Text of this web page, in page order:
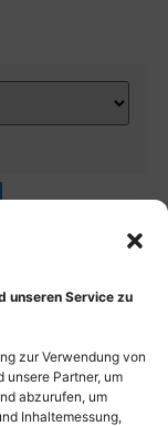
unseren Service zu
zur Verwendung von
unsere Partner, um
abzurufen, um
Inhaltemessung,